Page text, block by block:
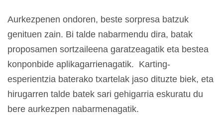
Aurkezpenen ondoren, beste sorpresa batzuk
genituen zain. Bi talde nabarmendu dira, batak
proposamen sortzaileena garatzeagatik eta bestea
konponbide aplikagarrienagatik. Karting-
esperientzia baterako txartelak jaso dituzte biek, eta
hirugarren talde batek sari gehigarria eskuratu du
bere aurkezpen nabarmenagatik.